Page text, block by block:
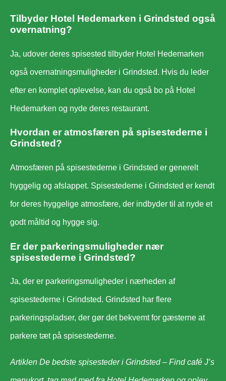
Tilbyder Hotel Hedemarken i Grindsted også
overnatning?
Ja, udover deres spisested tilbyder Hotel Hedemarken
også overnatningsmuligheder i Grindsted. Hvis du leder
efter en komplet oplevelse, kan du også bo på Hotel
Hedemarken og nyde deres restaurant.
Hvordan er atmosfæren på spisestederne i
Grindsted?
Atmosfæren på spisestederne i Grindsted er generelt
hyggelig og afslappet. Spisestederne i Grindsted er kendt
for deres hyggelige atmosfære, der indbyder til at nyde et
godt måltid og hygge sig.
Er der parkeringsmuligheder nær
spisestederne i Grindsted?
Ja, der er parkeringsmuligheder i nærheden af
spisestederne i Grindsted. Grindsted har flere
parkeringspladser, der gør det bekvemt for gæsterne at
parkere tæt på spisestederne.
Artiklen De bedste spisesteder i Grindsted – Find café J’s